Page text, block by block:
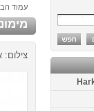
עמוד
מימונה 2014
צילום: